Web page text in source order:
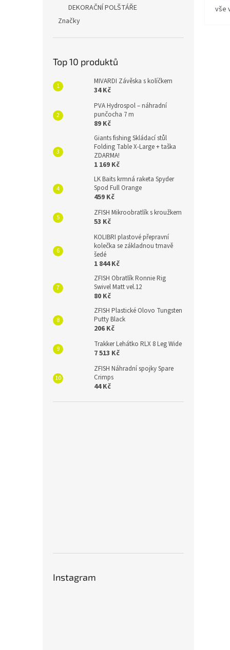
DEKORAČNÍ POLŠTÁŘE
Značky
Top 10 produktů
MIVARDI Závěska s kolíčkem
34 Kč
PVA Hydrospol – náhradní
punčocha 7 m
89 Kč
Giants fishing Skládací stůl
Folding Table X-Large + taška
ZDARMA!
1 169 Kč
LK Baits krmná raketa Spyder
Spod Full Orange
459 Kč
ZFISH Mikroobratlík s kroužkem
53 Kč
KOLIBRI plastové přepravní
kolečka se základnou tmavě
šedé
1 844 Kč
ZFISH Obratlík Ronnie Rig
Swivel Matt vel.12
80 Kč
ZFISH Plastické Olovo Tungsten
Putty Black
206 Kč
Trakker Lehátko RLX 8 Leg Wide
7 513 Kč
ZFISH Náhradní spojky Spare
Crimps
44 Kč
Instagram
vše